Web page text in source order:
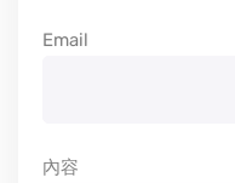
Email
內容